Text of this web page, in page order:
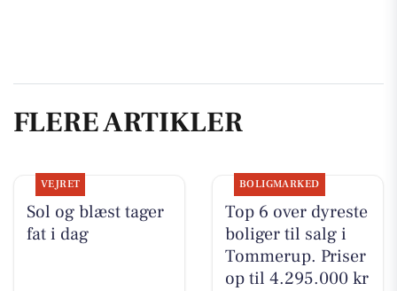
FLERE ARTIKLER
VEJRET
Sol og blæst tager
fat i dag
BOLIGMARKED
Top 6 over dyreste
boliger til salg i
Tommerup. Priser
op til 4.295.000 kr